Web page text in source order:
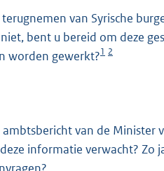
van Syrische
bent u bereid om deze
worden gewerkt?1 2
van de Minister
informatie verwacht? Zo